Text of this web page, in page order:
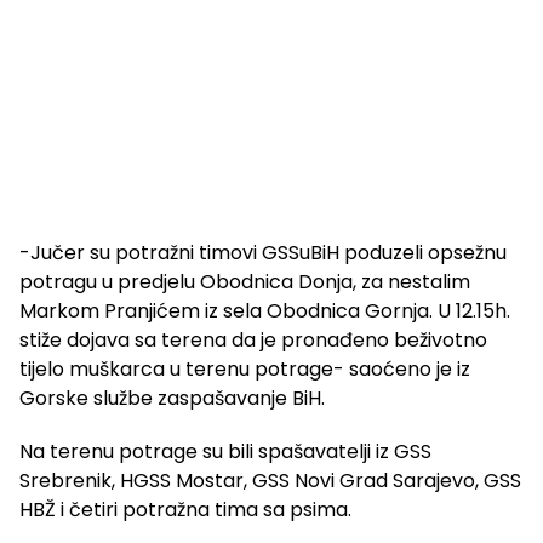
-Jučer su potražni timovi GSSuBiH poduzeli opsežnu
potragu u predjelu Obodnica Donja, za nestalim
Markom Pranjićem iz sela Obodnica Gornja. U 12.15h.
stiže dojava sa terena da je pronađeno beživotno
tijelo muškarca u terenu potrage- saoćeno je iz
Gorske službe zaspašavanje BiH.
Na terenu potrage su bili spašavatelji iz GSS
Srebrenik, HGSS Mostar, GSS Novi Grad Sarajevo, GSS
HBŽ i četiri potražna tima sa psima.